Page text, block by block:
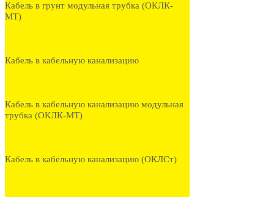
Кабель в грунт модульная трубка (ОКЛК-
МТ)
Кабель в кабельную канализацию
Кабель в кабельную канализацию модульная
трубка (ОКЛК-МТ)
Кабель в кабельную канализацию (ОКЛСт)